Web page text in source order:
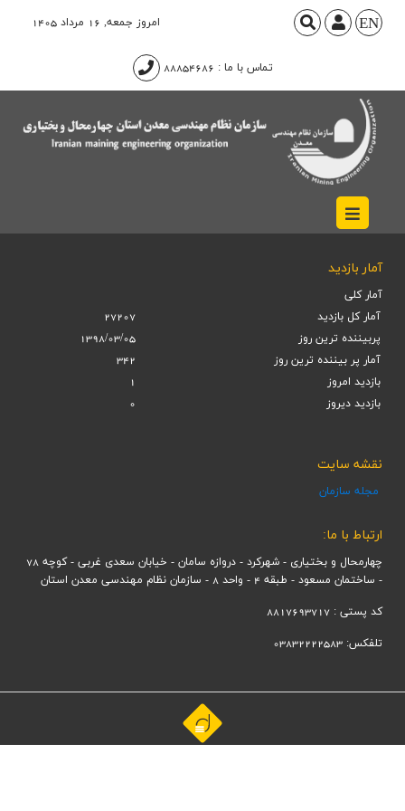
EN امروز جمعه, 16 مرداد 1405
تماس با ما : 88854686
آمار بازدید
آمار کلی
آمار کل بازدید
27207
پربیننده ترین روز
1398/03/05
آمار پر بيننده ترين روز
342
بازديد امروز
1
بازديد ديروز
0
نقشه سایت
مجله سازمان
ارتباط با ما:
چهارمحال و بختیاری - شهرکرد - دروازه سامان - خیابان سعدی غربی - کوچه 78
- ساختمان مسعود - طبقه 4 - واحد 8 - سازمان نظام مهندسی معدن استان
کد پستی : 8817693717
تلفکس: 03832222583